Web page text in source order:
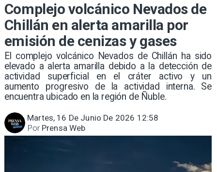
Complejo volcánico Nevados de
Chillán en alerta amarilla por
emisión de cenizas y gases
El complejo volcánico Nevados de Chillán ha sido
elevado a alerta amarilla debido a la detección de
actividad superficial en el cráter activo y un
aumento progresivo de la actividad interna. Se
encuentra ubicado en la región de Ñuble.
Martes, 16 De Junio De 2026 12:58
Prensa Web
Por